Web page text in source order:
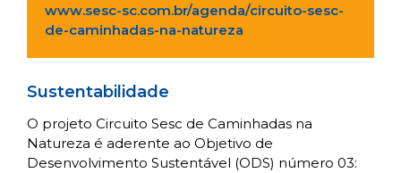
www.sesc-sc.com.br/agenda/circuito-sesc-
de-caminhadas-na-natureza
Sustentabilidade
O projeto Circuito Sesc de Caminhadas na
Natureza é aderente ao Objetivo de
Desenvolvimento Sustentável (ODS) número 03: